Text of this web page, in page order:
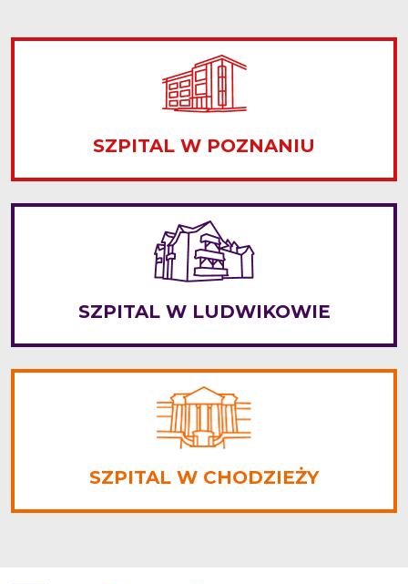
SZPITAL W POZNANIU
SZPITAL W LUDWIKOWIE
SZPITAL W CHODZIEŻY